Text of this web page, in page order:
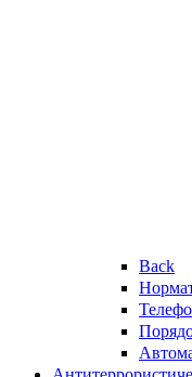
Back